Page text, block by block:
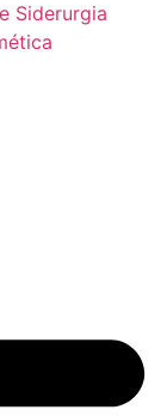
Siderurgia